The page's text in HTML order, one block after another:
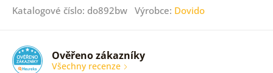
Katalogové číslo: do892bw Výrobce: Dovido
Ověřeno zákazníky
Všechny recenze